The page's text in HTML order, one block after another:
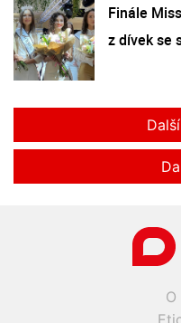
Finále
z dívek se